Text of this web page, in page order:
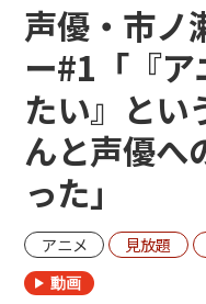
声優・市ノ
ー#1「『ア
たい』とい
んと声優へ
った」
アニメ 見放題